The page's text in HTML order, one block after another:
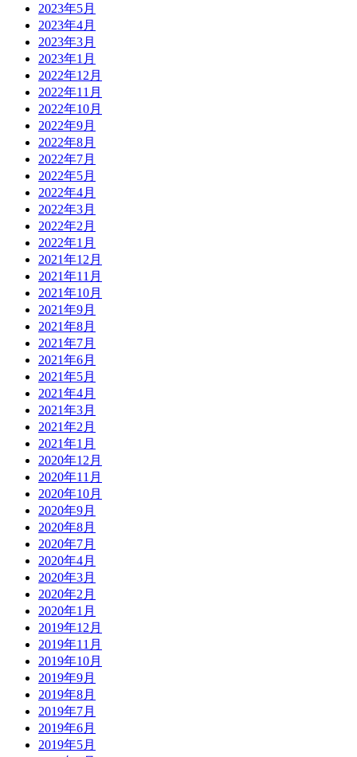
2023年5月
2023年4月
2023年3月
2023年1月
2022年12月
2022年11月
2022年10月
2022年9月
2022年8月
2022年7月
2022年5月
2022年4月
2022年3月
2022年2月
2022年1月
2021年12月
2021年11月
2021年10月
2021年9月
2021年8月
2021年7月
2021年6月
2021年5月
2021年4月
2021年3月
2021年2月
2021年1月
2020年12月
2020年11月
2020年10月
2020年9月
2020年8月
2020年7月
2020年4月
2020年3月
2020年2月
2020年1月
2019年12月
2019年11月
2019年10月
2019年9月
2019年8月
2019年7月
2019年6月
2019年5月